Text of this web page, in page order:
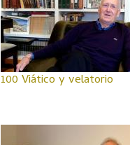
100 Viático y velatorio